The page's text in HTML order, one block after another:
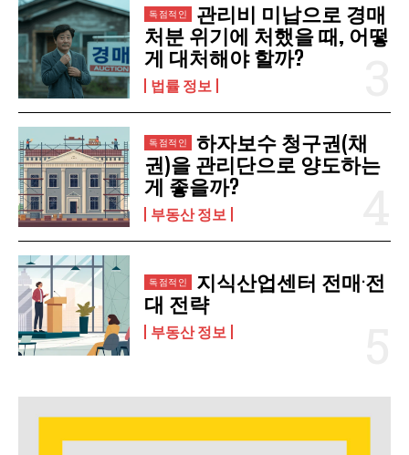
관리비 미납으로 경매
처분 위기에 처했을 때, 어떻
게 대처해야 할까?
법률 정보
하자보수 청구권(채
권)을 관리단으로 양도하는
게 좋을까?
부동산 정보
지식산업센터 전매·전
대 전략
부동산 정보